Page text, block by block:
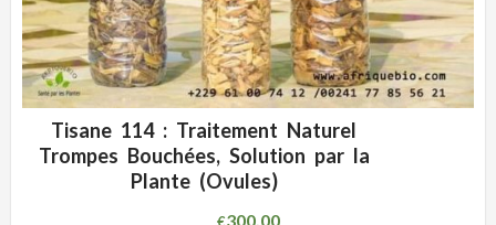
ADD WISHLIST
Tisane 114 : Traitement Naturel
Trompes Bouchées, Solution par la
Plante (Ovules)
300.00